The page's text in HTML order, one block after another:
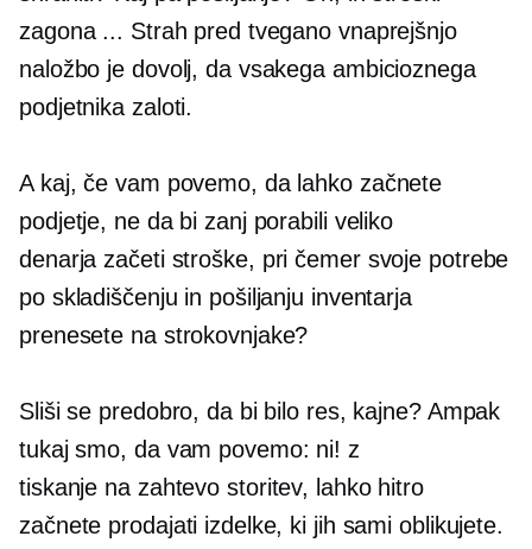
zagona ... Strah pred tvegano vnaprejšnjo
naložbo je dovolj, da vsakega ambicioznega
podjetnika zaloti.
A kaj, če vam povemo, da lahko začnete
podjetje, ne da bi zanj porabili veliko
denarja začetistroške, pri čemer svoje potrebe
po skladiščenju in pošiljanju inventarja
prenesete na strokovnjake?
Sliši se predobro, da bi bilo res, kajne? Ampak
tukaj smo, da vam povemo: ni! z
tiskanje na zahtevo storitev, lahko hitro
začnete prodajati izdelke, ki jih sami oblikujete.